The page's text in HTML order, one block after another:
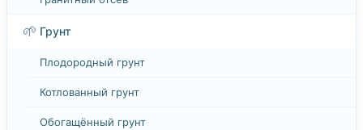
🌱 Грунт
Плодородный грунт
Котлованный грунт
Обогащённый грунт